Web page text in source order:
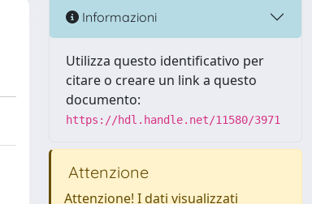
Informazioni
Utilizza questo identificativo per
citare o creare un link a questo
documento:
https://hdl.handle.net/11580/3971
Attenzione
Attenzione! I dati visualizzati